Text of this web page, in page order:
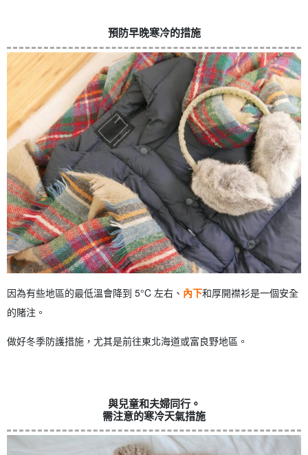
預防早晚寒冷的措施
因為有些地區的最低溫會降到 5°C 左右、 內下和厚開襟衫是一個安全
的賭注。
做好冬季防護措施，尤其是前往東北海道或富良野地區。
與兒童和夫婦同行。
需注意的寒冷天氣措施